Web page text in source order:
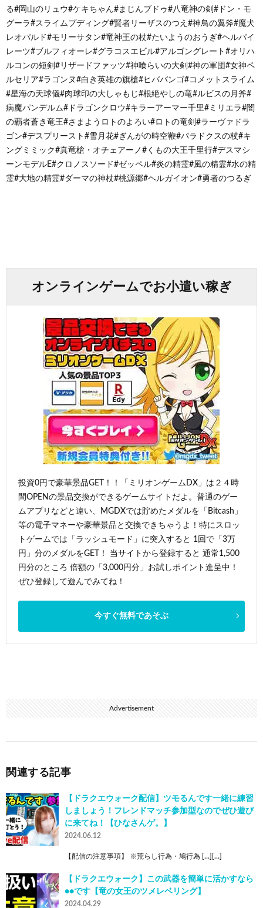
る#岡山のリュウ#ケキちゃん#まじんブドゥ#八竜神の剣#ドン・モ
グーラ#スライムプディング#賢者リーザスのつえ#神鳥の翼斧#魔犬
レオパルド#モリーサタン#竜神王の杖#たいようのおうぎ#ヘルパイ
レーツ#ブルフィオーレ#グラコスエビル#アルゴングレート#オリハ
ルコンの短剣#リザードファッツ#神喰らいの大剣#神の軍団#女神ペ
ルセリア#ラゴンヌ#白き英雄の旗槍#ヒババンゴ#コメットスライム
#星海の天球儀#肉球印の大しゃもじ#根絶やしの竜#ルビスの月斧#
病魔パンデルム#ドラゴンクロウ#キラーアーマー千里#ミリエラ#闇
の覇者蒼き竜王#さまようロトのよろい#ロトの竜剣#ラーヴァドラ
ゴン#デスプリースト#雪月花#ぎんがの時空鞭#パラドクスの杖#キ
ングミミック#真竜槍・オチェアーノ#くもの大王千里行#デスマシ
ーンモデルE#クロノスソード#ゼッペル#炎の精霊#風の精霊#水の精
霊#大地の精霊#ダーマの神杖#桃源郷#ヘルガイオン#勇者のつるぎ
オンラインゲームでお小遣い稼ぎ
投資0円で豪華景品GET！！「ミリオンゲームDX」は２４時
間OPENの景品交換ができるゲームサイトだよ。普通のゲー
ムアプリなどと違い、MGDXでは貯めたメダルを「Bitcash」
等の電子マネーや豪華景品と交換できちゃうよ！特にスロッ
トゲームでは「ラッシュモード」に突入すると 1回で「3万
円」分のメダルをGET！ 当サイトから登録すると 通常1,500
円分のところ 倍額の「3,000円分」お試しポイント進呈中！
ぜひ登録して遊んでみてね！
今すぐ無料であそぶ
Advertisement
関連する記事
【ドラクエウォーク配信】ツモるんです一緒に練習
しましょう！フレンドマッチ参加型なのでぜひ遊び
に来てね！【ひなさんゲ。】
2024.06.12
【配信の注意事項】 ※荒らし行為・鳩行為 […][…]
【ドラクエウォーク】この武器を簡単に活かすなら
●●です【竜の女王のツメレベリング】
2024.04.29